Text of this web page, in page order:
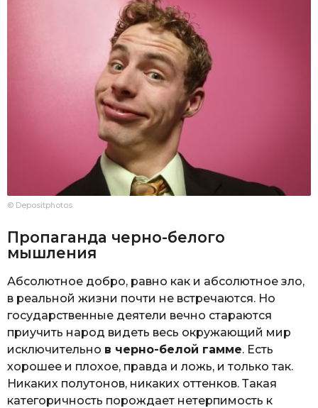
© Depositphotos
Пропаганда черно-белого
мышления
Абсолютное добро, равно как и абсолютное зло,
в реальной жизни почти не встречаются. Но
государственные деятели вечно стараются
приучить народ видеть весь окружающий мир
исключительно в черно-белой гамме. Есть
хорошее и плохое, правда и ложь, и только так.
Никаких полутонов, никаких оттенков. Такая
категоричность порождает нетерпимость к